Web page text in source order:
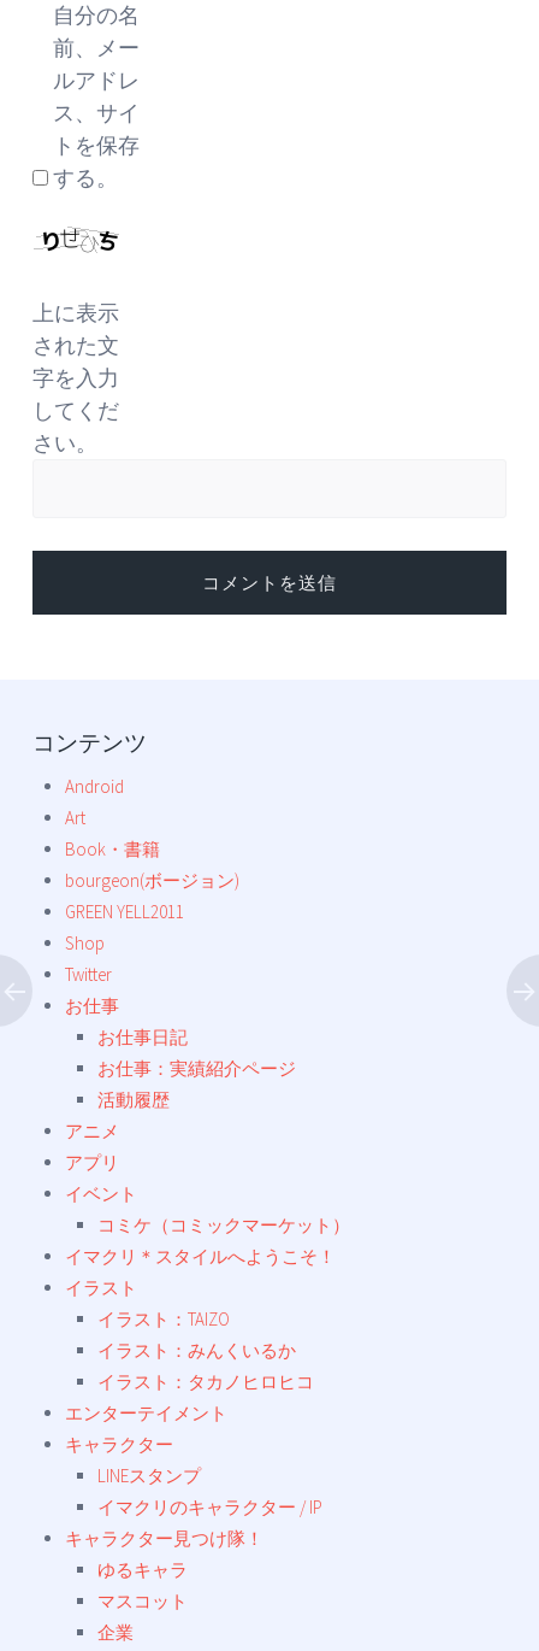
自分の名
前、メー
ルアドレ
ス、サイ
トを保存
する。
上に表示
された文
字を入力
してくだ
さい。
コンテンツ
Android
Art
Book・書籍
bourgeon(ボージョン)
GREEN YELL2011
Shop
Twitter
お仕事
お仕事日記
お仕事：実績紹介ページ
活動履歴
アニメ
アプリ
イベント
コミケ（コミックマーケット）
イマクリ＊スタイルへようこそ！
イラスト
イラスト：TAIZO
イラスト：みんくいるか
イラスト：タカノヒロヒコ
エンターテイメント
キャラクター
LINEスタンプ
イマクリのキャラクター / IP
キャラクター見つけ隊！
ゆるキャラ
マスコット
企業